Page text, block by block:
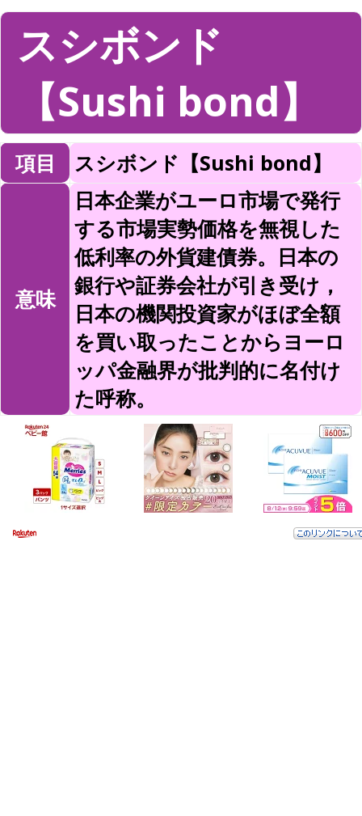
スシボンド
【Sushi bond】
項目 スシボンド【Sushi bond】
意味
日本企業がユーロ市場で発行
する市場実勢価格を無視した
低利率の外貨建債券。日本の
銀行や証券会社が引き受け，
日本の機関投資家がほぼ全額
を買い取ったことからヨーロ
ッパ金融界が批判的に名付け
た呼称。